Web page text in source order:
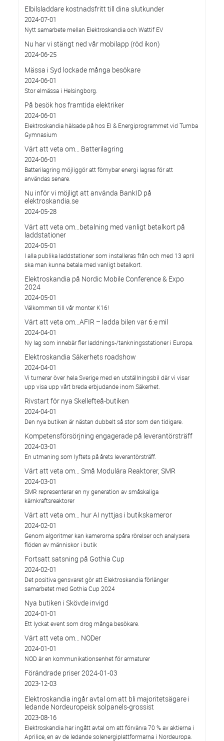
Elbilsladdare kostnadsfritt till dina slutkunder
2024-07-01
Nytt samarbete mellan Elektroskandia och Wattif EV
Nu har vi stängt ned vår mobilapp (röd ikon)
2024-06-25
Mässa i Syd lockade många besökare
2024-06-01
Stor elmässa i Helsingborg.
På besök hos framtida elektriker
2024-06-01
Elektroskandia hälsade på hos El & Energiprogrammet vid Tumba
Gymnasium
Värt att veta om... Batterilagring
2024-06-01
Batterilagring möjliggör att förnybar energi lagras för att
användas senare.
Nu inför vi möjligt att använda BankID på
elektroskandia.se
2024-05-28
Värt att veta om…betalning med vanligt betalkort på
laddstationer
2024-05-01
I alla publika laddstationer som installeras från och med 13 april
ska man kunna betala med vanligt betalkort.
Elektroskandia på Nordic Mobile Conference & Expo
2024
2024-05-01
Välkommen till vår monter K16!
Värt att veta om...AFIR – ladda bilen var 6:e mil
2024-04-01
Ny lag som innebär fler laddnings-/tankningsstationer i Europa.
Elektroskandia Säkerhets roadshow
2024-04-01
Vi turnerar över hela Sverige med en utställningsbil där vi visar
upp visa upp vårt breda erbjudande inom Säkerhet.
Rivstart för nya Skellefteå-butiken
2024-04-01
Den nya butiken är nästan dubbelt så stor som den tidigare.
Kompetensförsörjning engagerade på leverantörsträff
2024-03-01
En utmaning som lyftets på årets leverantörsträff.
Värt att veta om... Små Modulära Reaktorer, SMR
2024-03-01
SMR representerar en ny generation av småskaliga
kärnkraftsreaktorer
Värt att veta om… hur AI nyttjas i butikskameror
2024-02-01
Genom algoritmer kan kamerorna spåra rörelser och analysera
flöden av människor i butik
Fortsatt satsning på Gothia Cup
2024-02-01
Det positiva gensvaret gör att Elektroskandia förlänger
samarbetet med Gothia Cup 2024
Nya butiken i Skövde invigd
2024-01-01
Ett lyckat event som drog många besökare.
Värt att veta om... NODer
2024-01-01
NOD är en kommunikationsenhet för armaturer
Förändrade priser 2024-01-03
2023-12-03
Elektroskandia ingår avtal om att bli majoritetsägare i
ledande Nordeuropeisk solpanels-grossist
2023-08-16
Elektroskandia har ingått avtal om att förvärva 70 % av aktierna i
Aprilice, en av de ledande solenergiplattformarna i Nordeuropa.